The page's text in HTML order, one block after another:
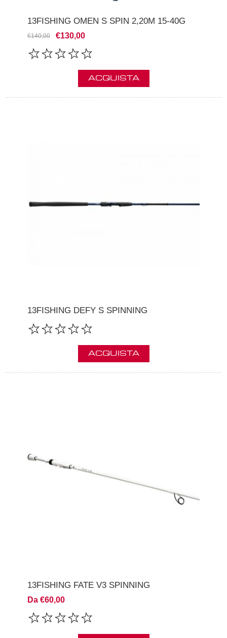
13FISHING OMEN S SPIN 2,20M 15-40G
€140,00 €130,00
ACQUISTA
13FISHING DEFY S SPINNING
ACQUISTA
13FISHING FATE V3 SPINNING
Da €60,00